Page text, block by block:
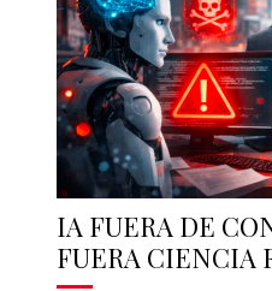
IA FUERA DE
FUERA CIENCIA